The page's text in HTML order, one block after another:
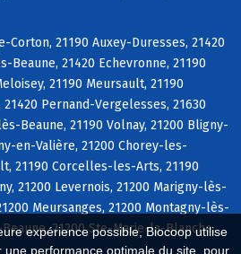
expérience possible, Biocoop utilise
performance optimale du site, pour
Corton, 21190 Auxey-Duresses, 21420
Beaune, 21420 Echevronne, 21190
21190 Meursault, 21190
Pernand-Vergelesses, 21630
Beaune, 21190 Volnay, 21200 Bligny-
en-Valière, 21200 Chorey-les-
21190 Corcelles-les-Arts, 21190
21200 Levernois, 21200 Marigny-lès-
Meursanges, 21200 Montagny-lès-
21200 Ste-Marie-la-Blanche,